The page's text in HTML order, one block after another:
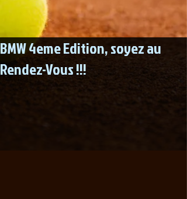
BMW 4eme Edition, soyez au
Rendez-Vous !!!